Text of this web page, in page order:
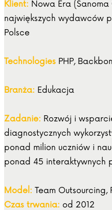
Klient: Nowa Era
największych wydawców
Polsce
Technologies PHP,
Branża: Edukacja
Zadanie: Rozwój i
diagnostycznych
ponad milion uczniów i
ponad 45 interaktywnych
Model: Team
Czas trwania: od 2012